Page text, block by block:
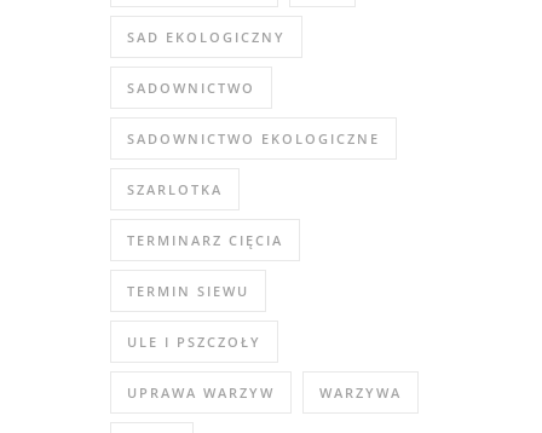
SAD EKOLOGICZNY
SADOWNICTWO
SADOWNICTWO EKOLOGICZNE
SZARLOTKA
TERMINARZ CIĘCIA
TERMIN SIEWU
ULE I PSZCZOŁY
UPRAWA WARZYW WARZYWA